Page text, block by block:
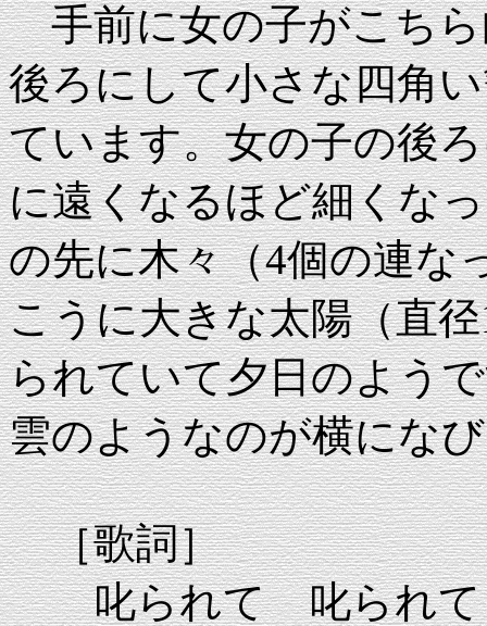
手前に女の子がこちら
後ろにして小さな四角
ています。女の子の後
に遠くなるほど細くな
の先に木々（4個の連な
こうに大きな太陽（直
られていて夕日のよう
雲のようなのが横にな
［歌詞］
叱られて 叱られて